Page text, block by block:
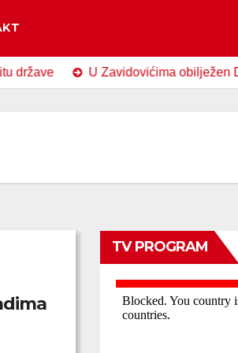
U Zavidovićima obilježen Dan
TV PROGRAM